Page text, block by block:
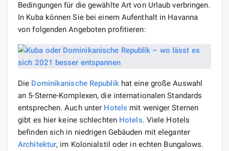
Bedingungen für die gewählte Art von Urlaub verbringen.
In Kuba können Sie bei einem Aufenthalt in Havanna
von folgenden Angeboten profitieren:
Die Dominikanische Republikhat eine große Auswahl
an 5-Sterne-Komplexen, die internationalen Standards
entsprechen. Auch unter Hotels mit weniger Sternen
gibt es hier keine schlechten Hotels. Viele Hotels
befinden sich in niedrigen Gebäuden mit eleganter
Architektur, im Kolonialstil oder in echten Bungalows.